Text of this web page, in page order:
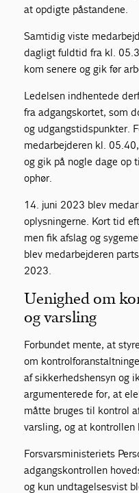
at opdigte påstandene.
Samtidig viste
dagligt fuldtid fra kl.
kom senere og gik før
Ledelsen indhentede
fra adgangskortet, som
og udgangstidspunkter.
medarbejderen kl.
og gik på nogle dage op
ophør.
14. juni 2023 blev
oplysningerne. Kort tid
men fik afslag og
blev medarbejderen
2023.
Uenighed om
og varsling
Forbundet mente, at
om
af sikkerhedshensyn og
argumenterede for, at
måtte bruges til kontrol
varsling, og at kontrollen
Forsvarsministeriets
adgangskontrollen
og kun undtagelsesvist